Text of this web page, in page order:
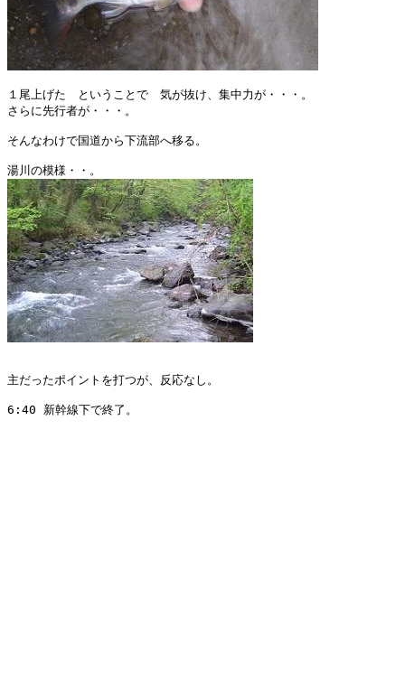
１尾上げた　ということで　気が抜け、集中力が・・・。
さらに先行者が・・・。
そんなわけで国道から下流部へ移る。
主だったポイントを打つが、反応なし。
6:40 新幹線下で終了。